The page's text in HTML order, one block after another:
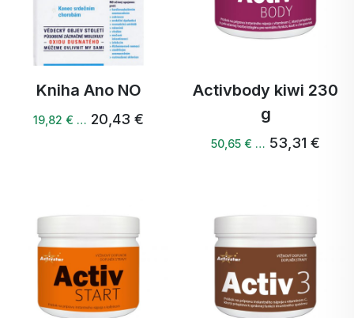
Kniha Ano NO
19,82 € … 20,43 €
Activbody kiwi 230
g
50,65 € … 53,31 €